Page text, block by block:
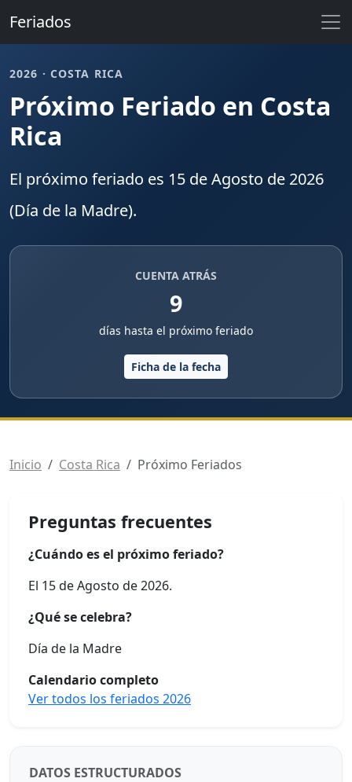
Feriados
2026 · COSTA RICA
Próximo Feriado en Costa
Rica
El próximo feriado es 15 de Agosto de 2026
(Día de la Madre).
CUENTA ATRÁS
9
días hasta el próximo feriado
Ficha de la fecha
Inicio Costa Rica Próximo Feriados
Preguntas frecuentes
¿Cuándo es el próximo feriado?
El 15 de Agosto de 2026.
¿Qué se celebra?
Día de la Madre
Calendario completo
Ver todos los feriados 2026
DATOS ESTRUCTURADOS